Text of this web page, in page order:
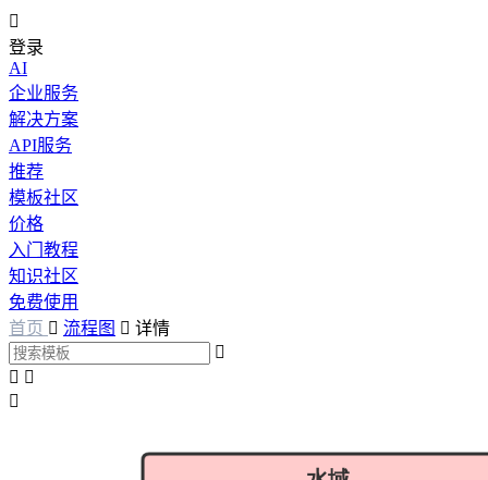

登录
AI
企业服务
解决方案
API服务
推荐
模板社区
价格
入门教程
知识社区
免费使用
首页  流程图  详情

 
